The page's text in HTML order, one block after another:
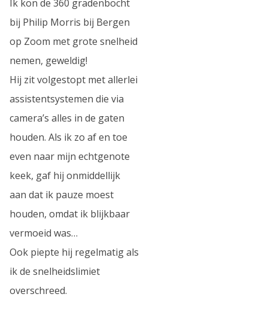
Ik kon de 360 gradenbocht
bij Philip Morris bij Bergen
op Zoom met grote snelheid
nemen, geweldig!
Hij zit volgestopt met allerlei
assistentsystemen die via
camera’s alles in de gaten
houden. Als ik zo af en toe
even naar mijn echtgenote
keek, gaf hij onmiddellijk
aan dat ik pauze moest
houden, omdat ik blijkbaar
vermoeid was…
Ook piepte hij regelmatig als
ik de snelheidslimiet
overschreed.